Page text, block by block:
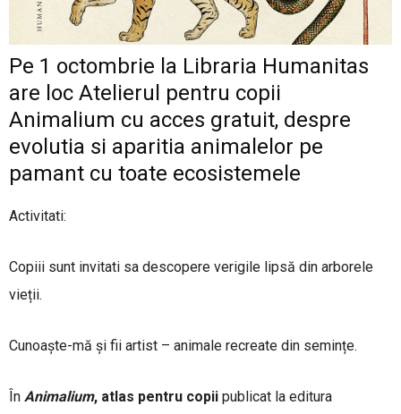
Pe 1 octombrie la Libraria Humanitas
are loc Atelierul pentru copii
Animalium cu acces gratuit, despre
evolutia si aparitia animalelor pe
pamant cu toate ecosistemele
Activitati:
Copiii sunt invitati sa descopere verigile lipsă din arborele
vieții.
Cunoaște-mă și fii artist – animale recreate din semințe.
În Animalium, atlas pentru copii publicat la editura